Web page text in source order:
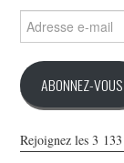
Adresse
e-
ABONNEZ-VOUS
Rejoignez les 3